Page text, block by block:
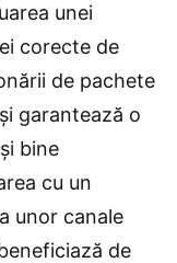
unei
corecte de
de pachete
garantează o
bine
cu un
unor canale
de